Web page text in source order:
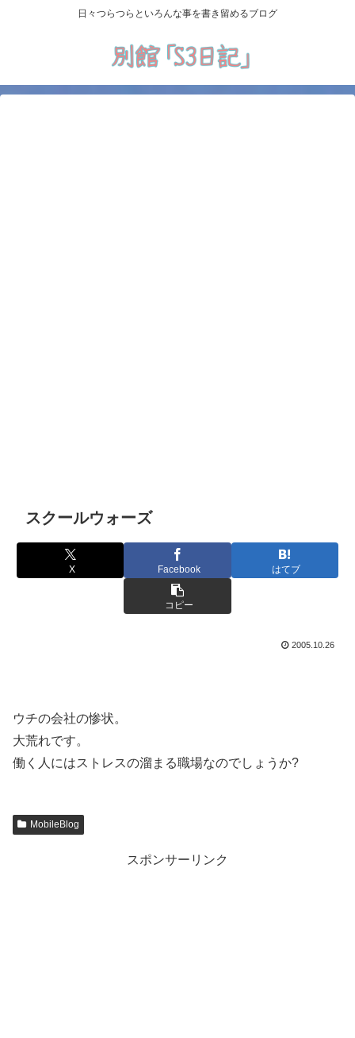
日々つらつらといろんな事を書き留めるブログ
スクールウォーズ
X Facebook はてブ
コピー
2005.10.26
ウチの会社の惨状。
大荒れです。
働く人にはストレスの溜まる職場なのでしょうか?
MobileBlog
スポンサーリンク